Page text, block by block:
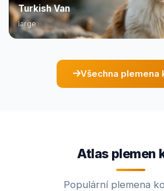
Turkish Van
large
Všechna plemena
Atlas plemen
Populární plemena